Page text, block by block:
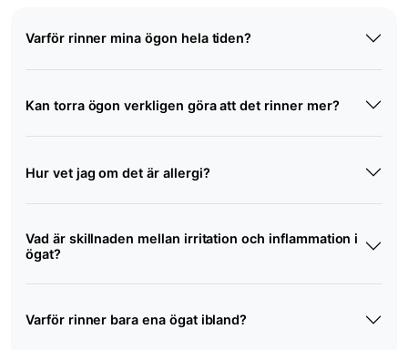
Varför rinner mina ögon hela tiden?
Kan torra ögon verkligen göra att det rinner mer?
Hur vet jag om det är allergi?
Vad är skillnaden mellan irritation och inflammation i
ögat?
Varför rinner bara ena ögat ibland?